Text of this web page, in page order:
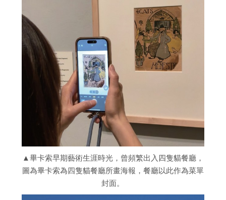
▲畢卡索早期藝術生涯時光，曾頻繁出入四隻貓餐廳，
圖為畢卡索為四隻貓餐廳所畫海報，餐廳以此作為菜單
封面。